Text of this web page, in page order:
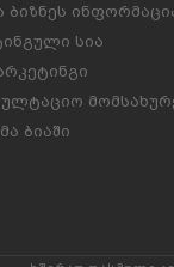
ბიზნეს
სია
ბიაში